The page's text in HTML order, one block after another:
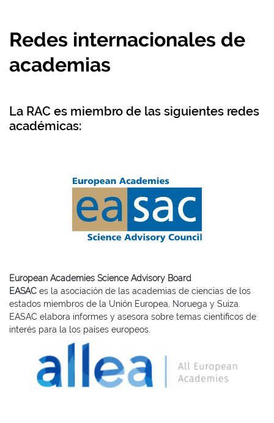
Redes internacionales de
academias
La RAC es miembro de las siguientes redes
académicas:
European Academies Science Advisory Board
EASAC es la asociación de las academias de ciencias de los
estados miembros de la Unión Europea, Noruega y Suiza.
EASAC elabora informes y asesora sobre temas científicos de
interés para la los países europeos.